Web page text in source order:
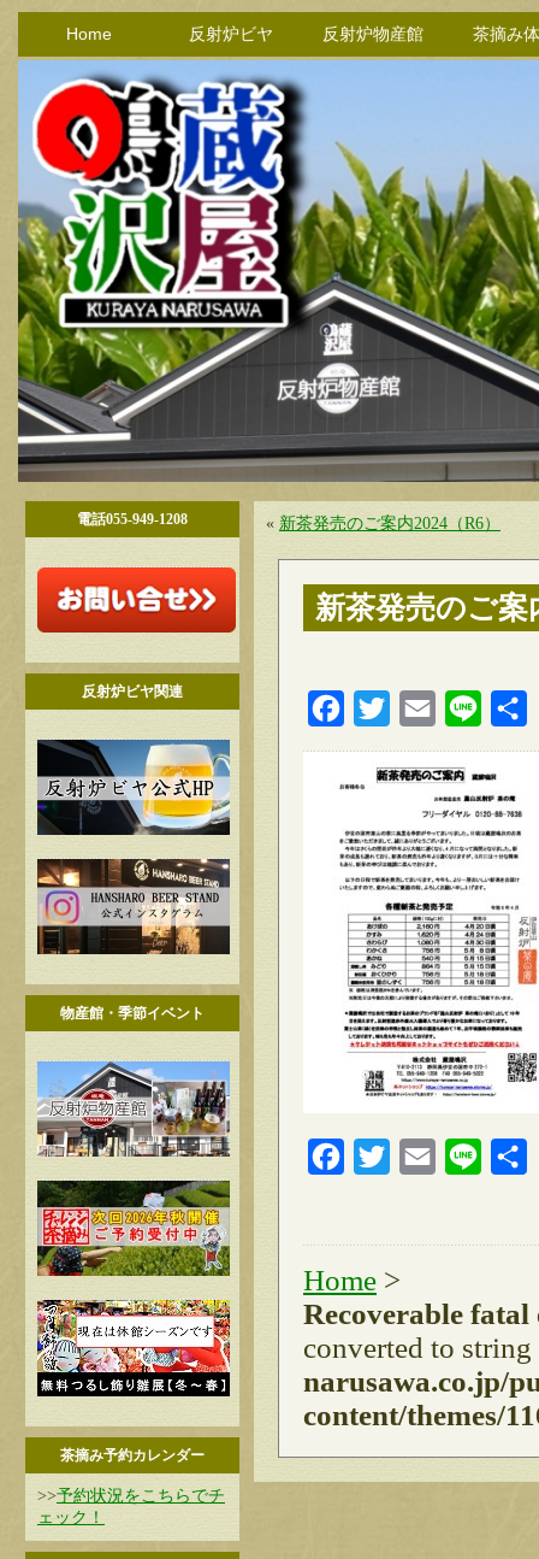
Home 反射炉ビヤ 反射炉物産館 茶摘み
電話055-949-1208
反射炉ビヤ関連
物産館・季節イベント
茶摘み予約カレンダー
>>予約状況をこちらでチ
ェック！
« 新茶発売のご案内2024（R6）
新茶発売のご案
FacebookTwitter Email Line
FacebookTwitter Email Line
Home >
Recoverable
converted to
narusawa.co.jp/
content/themes/